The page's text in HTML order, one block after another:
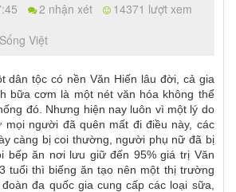
2 nhận xét
14371 lượt xem
Việt
tộc có nền Văn Hiến lâu đời, cả gia
bữa cơm là một nét văn hóa không thể
đó. Nhưng hiện nay luôn vì một lý do
mọi người đã quên mất đi điều này, các
càng bị coi thường, người phụ nữ đã bị
bếp ăn nơi lưu giữ đến 95% giá trị Văn
tuổi thì biếng ăn tạo nên một thị trường
đa quốc gia cung cấp các loại sữa,